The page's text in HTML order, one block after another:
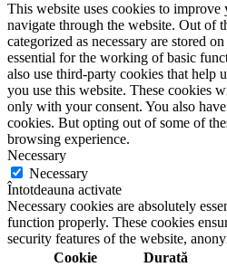
This website uses cookies to
navigate through the website. Out of
categorized as necessary are stored
essential for the working of basic
also use third-party cookies that help
you use this website. These cookies
only with your consent. You also
cookies. But opting out of some of
browsing experience.
Necessary
Necessary
Întotdeauna activate
Necessary cookies are absolutely
function properly. These cookies
security features of the website,
Cookie
Durată